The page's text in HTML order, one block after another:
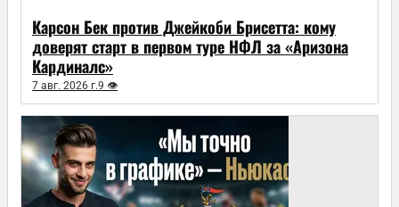
Карсон Бек против Джейкоби Брисетта: кому
доверят старт в первом туре НФЛ за «Аризона
Кардиналс»
7 авг. 2026 г.9 👁